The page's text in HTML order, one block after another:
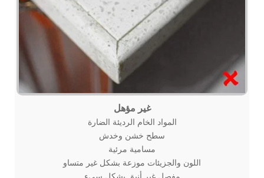
غير مؤهل
المواد الخام الرديئة الضارة
سطح خشن وخدش
مسامية مرئية
اللون والجزيئات موزعة بشكل غير متساو